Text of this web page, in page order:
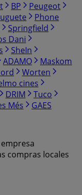
BP
Peugeot
Phone
Springfield
Dani
SheIn
ADAMO
Maskom
Worten
cines
DRIM
Tuco
Més GAES
compras locales